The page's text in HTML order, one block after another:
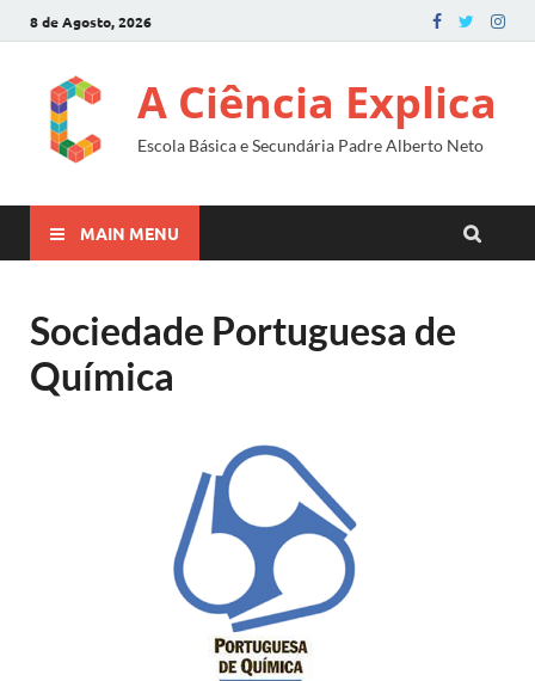
8 de Agosto, 2026
A Ciência Explica
Escola Básica e Secundária Padre Alberto Neto
MAIN MENU
Sociedade Portuguesa de
Química